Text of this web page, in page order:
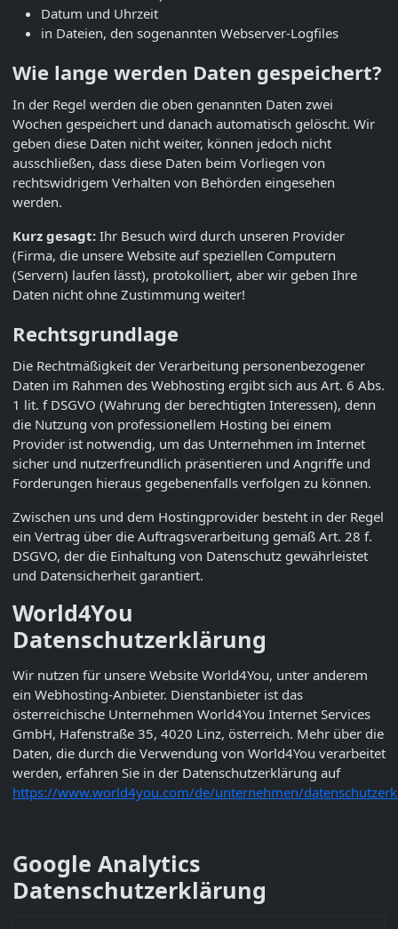
Datum und Uhrzeit
in Dateien, den sogenannten Webserver-Logfiles
Wie lange werden Daten gespeichert?
In der Regel werden die oben genannten Daten zwei
Wochen gespeichert und danach automatisch gelöscht. Wir
geben diese Daten nicht weiter, können jedoch nicht
ausschließen, dass diese Daten beim Vorliegen von
rechtswidrigem Verhalten von Behörden eingesehen
werden.
Kurz gesagt: Ihr Besuch wird durch unseren Provider
(Firma, die unsere Website auf speziellen Computern
(Servern) laufen lässt), protokolliert, aber wir geben Ihre
Daten nicht ohne Zustimmung weiter!
Rechtsgrundlage
Die Rechtmäßigkeit der Verarbeitung personenbezogener
Daten im Rahmen des Webhosting ergibt sich aus Art. 6 Abs.
1 lit. f DSGVO (Wahrung der berechtigten Interessen), denn
die Nutzung von professionellem Hosting bei einem
Provider ist notwendig, um das Unternehmen im Internet
sicher und nutzerfreundlich präsentieren und Angriffe und
Forderungen hieraus gegebenenfalls verfolgen zu können.
Zwischen uns und dem Hostingprovider besteht in der Regel
ein Vertrag über die Auftragsverarbeitung gemäß Art. 28 f.
DSGVO, der die Einhaltung von Datenschutz gewährleistet
und Datensicherheit garantiert.
World4You
Datenschutzerklärung
Wir nutzen für unsere Website World4You, unter anderem
ein Webhosting-Anbieter. Dienstanbieter ist das
österreichische Unternehmen World4You Internet Services
GmbH, Hafenstraße 35, 4020 Linz, österreich. Mehr über die
Daten, die durch die Verwendung von World4You verarbeitet
werden, erfahren Sie in der Datenschutzerklärung auf
https://www.world4you.com/de/unternehmen/
Google Analytics
Datenschutzerklärung